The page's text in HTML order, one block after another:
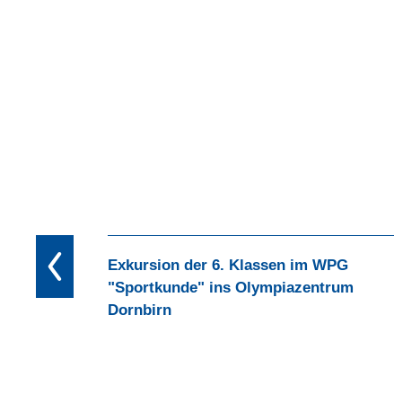
Exkursion der 6. Klassen im WPG
"Sportkunde" ins Olympiazentrum
Dornbirn